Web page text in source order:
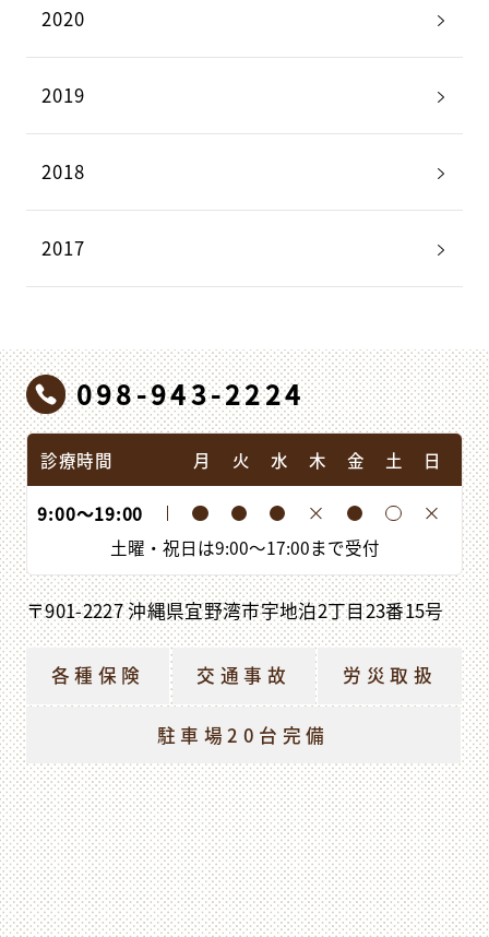
2020
2019
2018
2017
098-943-2224
診療時間 月 火 水 木 金 土 日
9:00〜19:00
土曜・祝日は9:00〜17:00まで受付
〒901-2227 沖縄県宜野湾市宇地泊2丁目23番15号
各種保険 交通事故 労災取扱
駐車場20台完備